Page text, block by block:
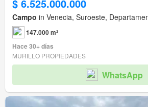
$ 6.525.000.000
Campo in Venecia, Suroeste,
147.000 m²
Hace 30+ días
MURILLO PROPIEDADES
WhatsApp